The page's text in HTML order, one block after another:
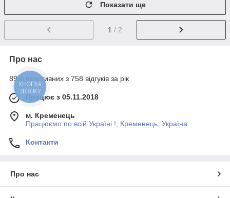
Показати ще
1 / 2
Про нас
89% позитивних з 758 відгуків за рік
Працює з 05.11.2018
м. Кременець
Працюємо по всій Україні !, Кременець, Україна
Контакти
Про нас
КНОПКА
ЗВ'ЯЗКУ